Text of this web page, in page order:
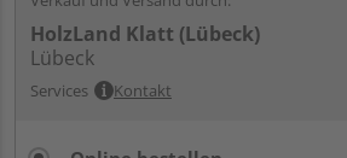
HolzLand Klatt (Lübeck)
Lübeck
Services Kontakt